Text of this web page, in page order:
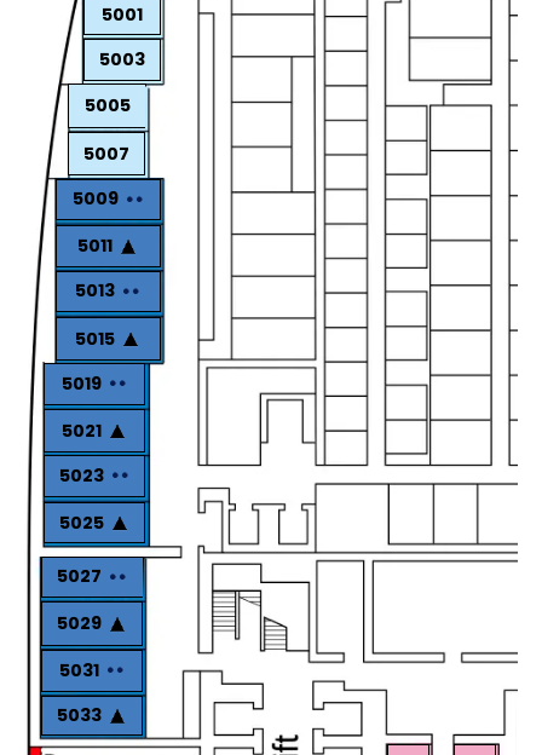
5001
5003
5005
5007
5009
5011
5013
5015
5019
5021
5023
5025
5027
5029
5031
5033